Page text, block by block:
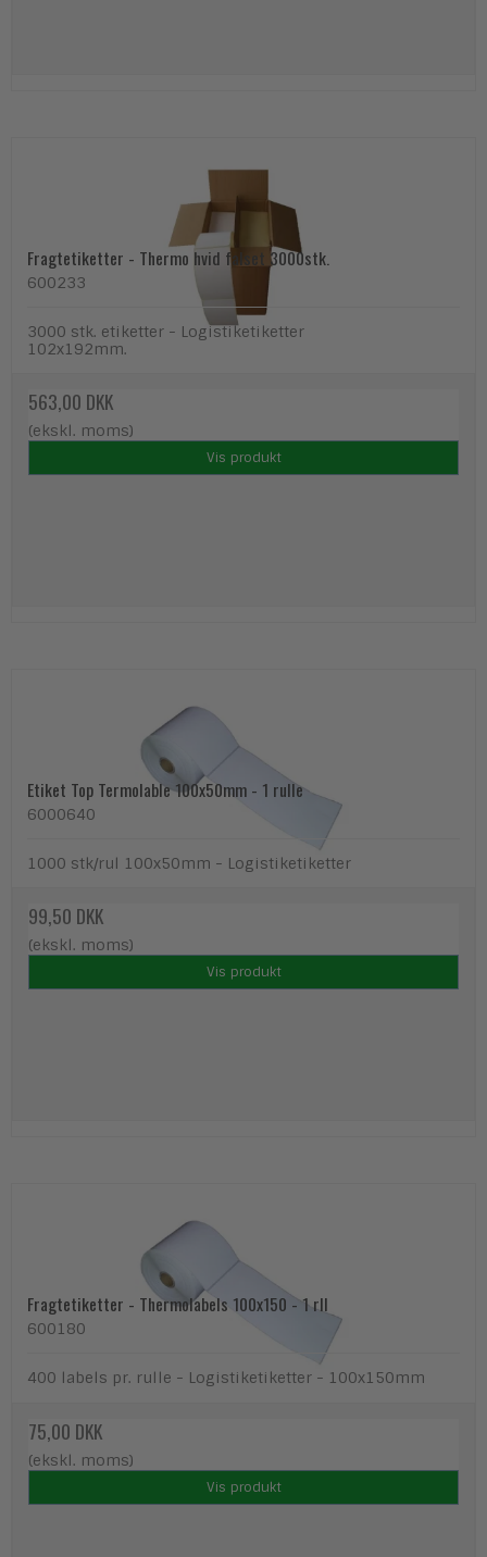
Fragtetiketter - Thermo hvid falset 3000stk.
600233
3000 stk. etiketter - Logistiketiketter
102x192mm.
563,00 DKK
(ekskl. moms)
Vis produkt
Etiket Top Termolable 100x50mm - 1 rulle
6000640
1000 stk/rul 100x50mm - Logistiketiketter
99,50 DKK
(ekskl. moms)
Vis produkt
Fragtetiketter - Thermolabels 100x150 - 1 rll
600180
400 labels pr. rulle - Logistiketiketter - 100x150mm
75,00 DKK
(ekskl. moms)
Vis produkt